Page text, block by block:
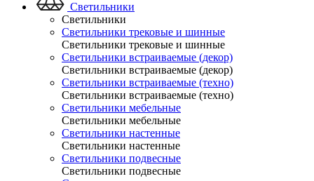
Светильники
Светильники
Светильники трековые и шинные
Светильники трековые и шинные
Светильники встраиваемые (декор)
Светильники встраиваемые (декор)
Светильники встраиваемые (техно)
Светильники встраиваемые (техно)
Светильники мебельные
Светильники мебельные
Светильники настенные
Светильники настенные
Светильники подвесные
Светильники подвесные